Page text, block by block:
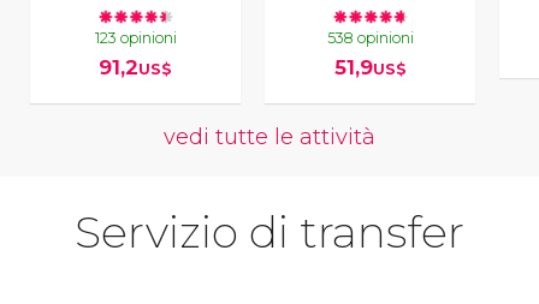
123 opinioni
91,2US$
538 opinioni
51,9US$
vedi tutte le attività
Servizio di transfer